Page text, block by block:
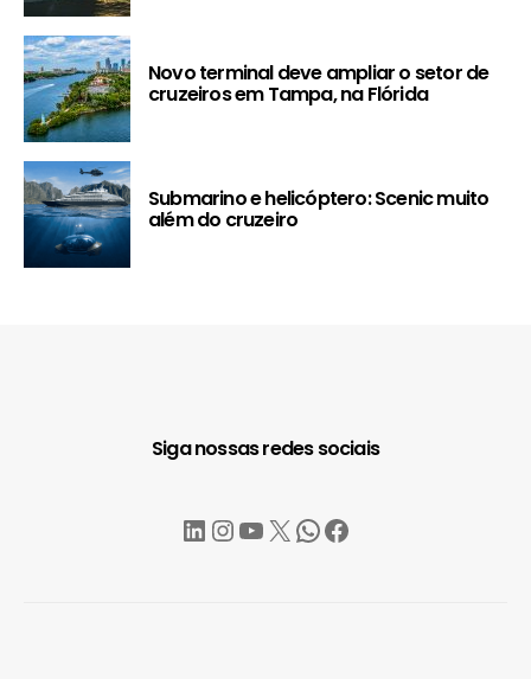
Novo terminal deve ampliar o setor de
cruzeiros em Tampa, na Flórida
Submarino e helicóptero: Scenic muito
além do cruzeiro
Siga nossas redes sociais
LinkedIn
Instagram
YouTube
X WhatsApp
Facebook